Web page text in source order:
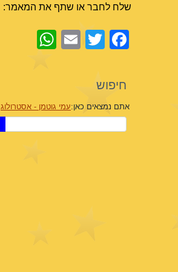
שלח לחבר או שתף את המאמר:
Facebook
Twitter
Email
חיפוש
אתם נמצאים כאן:עמי גוטמן - אסטרולוג